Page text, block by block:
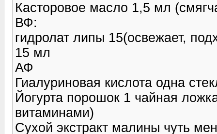
Касторовое масло 1,5 мл
ВФ:
гидролат липы 15(освежает,
15 мл
АФ
Гиалуриновая кислота одна
Йогурта порошок 1 чайная
витаминами)
Сухой экстракт малины чуть